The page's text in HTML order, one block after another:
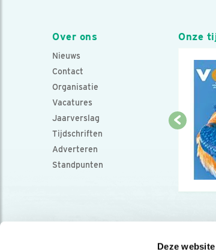
Deze
Over ons
Nieuws
Contact
Organisatie
Vacatures
Jaarverslag
Tijdschriften
Adverteren
Standpunten
Onze